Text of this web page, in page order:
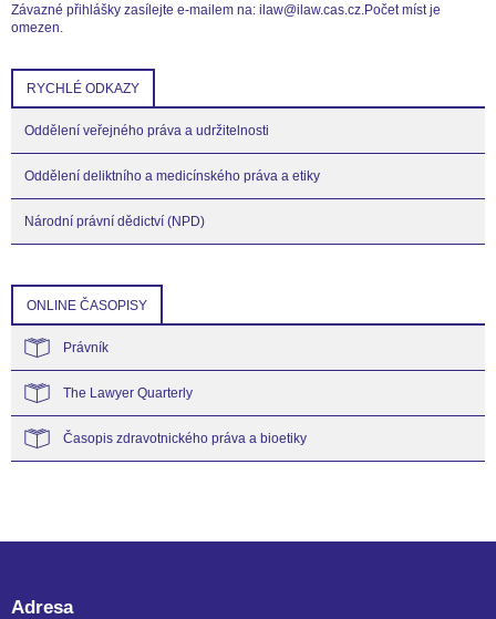
Závazné přihlášky zasílejte e-mailem na: ilaw@ilaw.cas.cz.Počet míst je
omezen.
RYCHLÉ ODKAZY
Oddělení veřejného práva a udržitelnosti
Oddělení deliktního a medicínského práva a etiky
Národní právní dědictví (NPD)
ONLINE ČASOPISY
Právník
The Lawyer Quarterly
Časopis zdravotnického práva a bioetiky
Adresa